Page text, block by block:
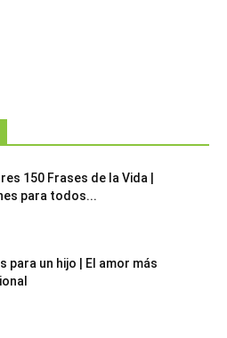
150 Frases de la Vida |
para todos...
para un hijo | El amor más